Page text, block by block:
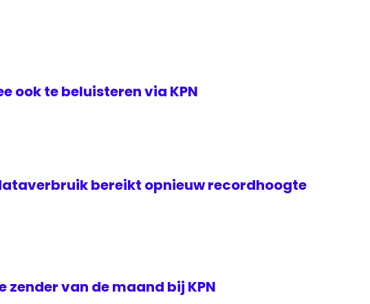
ook te beluisteren via KPN
bereikt opnieuw recordhoogte
zender van de maand bij KPN